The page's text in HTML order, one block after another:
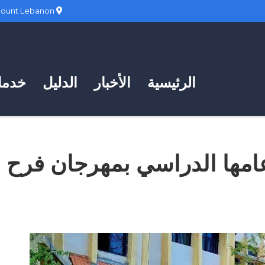
الدليل الأخبار الرئيسية
الدراسي بمهرجان فرح